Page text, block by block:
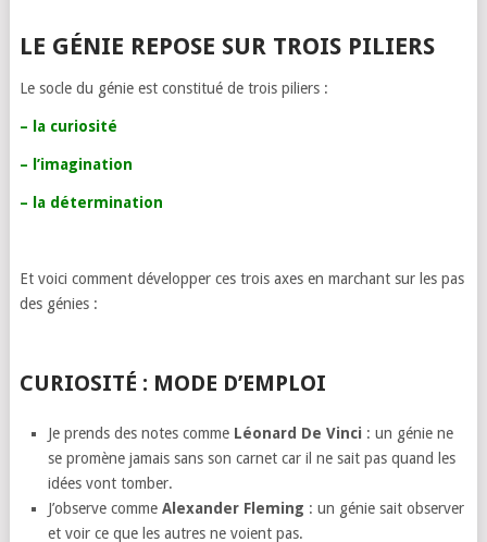
LE GÉNIE REPOSE SUR TROIS PILIERS
Le socle du génie est constitué de trois piliers :
– la curiosité
– l’imagination
– la détermination
Et voici comment développer ces trois axes en marchant sur les pas
des génies :
CURIOSITÉ : MODE D’EMPLOI
Je prends des notes comme Léonard De Vinci : un génie ne
se promène jamais sans son carnet car il ne sait pas quand les
idées vont tomber.
J’observe commeAlexander Fleming : un génie sait observer
et voir ce que les autres ne voient pas.